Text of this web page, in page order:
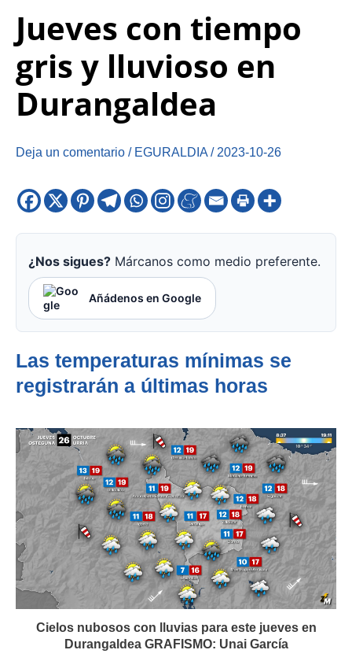
Jueves con tiempo
gris y lluvioso en
Durangaldea
Deja un comentario / EGURALDIA / 2023-10-26
¿Nos sigues? Márcanos como medio preferente.
Añádenos en Google
Las temperaturas mínimas se
registrarán a últimas horas
Cielos nubosos con lluvias para este jueves en
Durangaldea GRAFISMO: Unai García